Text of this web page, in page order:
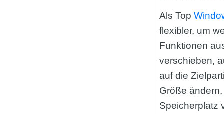
Als Top
flexibler, um
Funktionen
verschieben,
auf die
Größe
Speicherplatz